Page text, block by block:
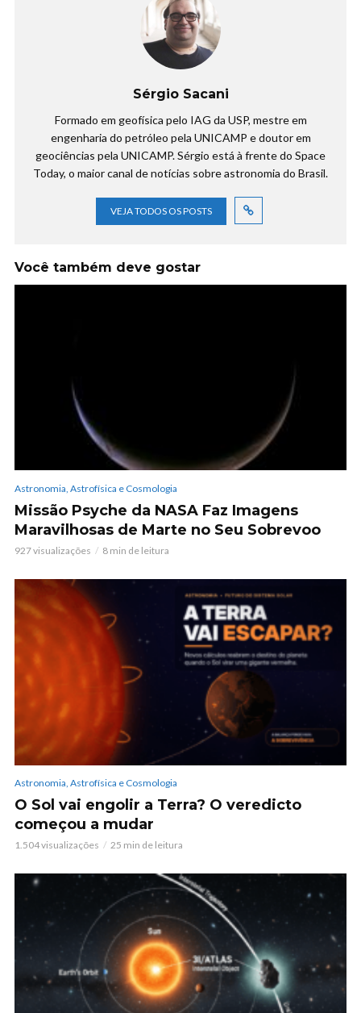
Sérgio Sacani
Formado em geofísica pelo IAG da USP, mestre em
engenharia do petróleo pela UNICAMP e doutor em
geociências pela UNICAMP. Sérgio está à frente do Space
Today, o maior canal de notícias sobre astronomia do Brasil.
VEJA TODOS OS POSTS
Você também deve gostar
Astronomia, Astrofísica e Cosmologia
Missão Psyche da NASA Faz Imagens
Maravilhosas de Marte no Seu Sobrevoo
927 visualizações 8 min de leitura
Astronomia, Astrofísica e Cosmologia
O Sol vai engolir a Terra? O veredicto
começou a mudar
1.504 visualizações 25 min de leitura